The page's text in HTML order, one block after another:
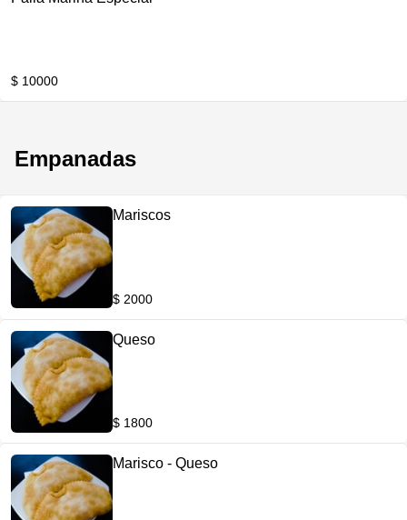
$ 10000
Empanadas
Mariscos
$ 2000
Queso
$ 1800
Marisco - Queso